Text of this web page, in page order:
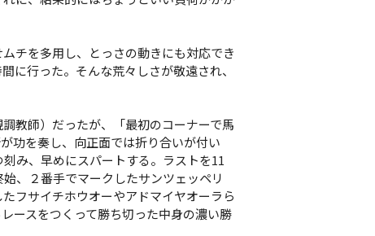
チを多用し、とっさの動きにも対応でき
に行った。そんな荒々しさが敬遠され、
教師）だったが、「最初のコーナーで馬
功を奏し、向正面では折り合いが付い
み、早めにスパートする。ラストを11
、２番手でマークしたサンツェッペリ
フサイチホウオーやアドマイヤオーラら
ースをつくって勝ち切った中身の濃い勝